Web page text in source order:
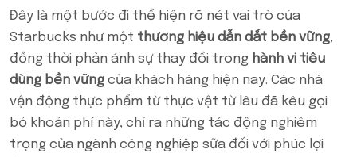
Đây là một bước đi thể hiện rõ nét vai trò của
Starbucks như một thương hiệu dẫn dắt bền vững,
đồng thời phản ánh sự thay đổi trong hành vi tiêu
dùng bền vững của khách hàng hiện nay. Các nhà
vận động thực phẩm từ thực vật từ lâu đã kêu gọi
bỏ khoản phí này, chỉ ra những tác động nghiêm
trọng của ngành công nghiệp sữa đối với phúc lợi